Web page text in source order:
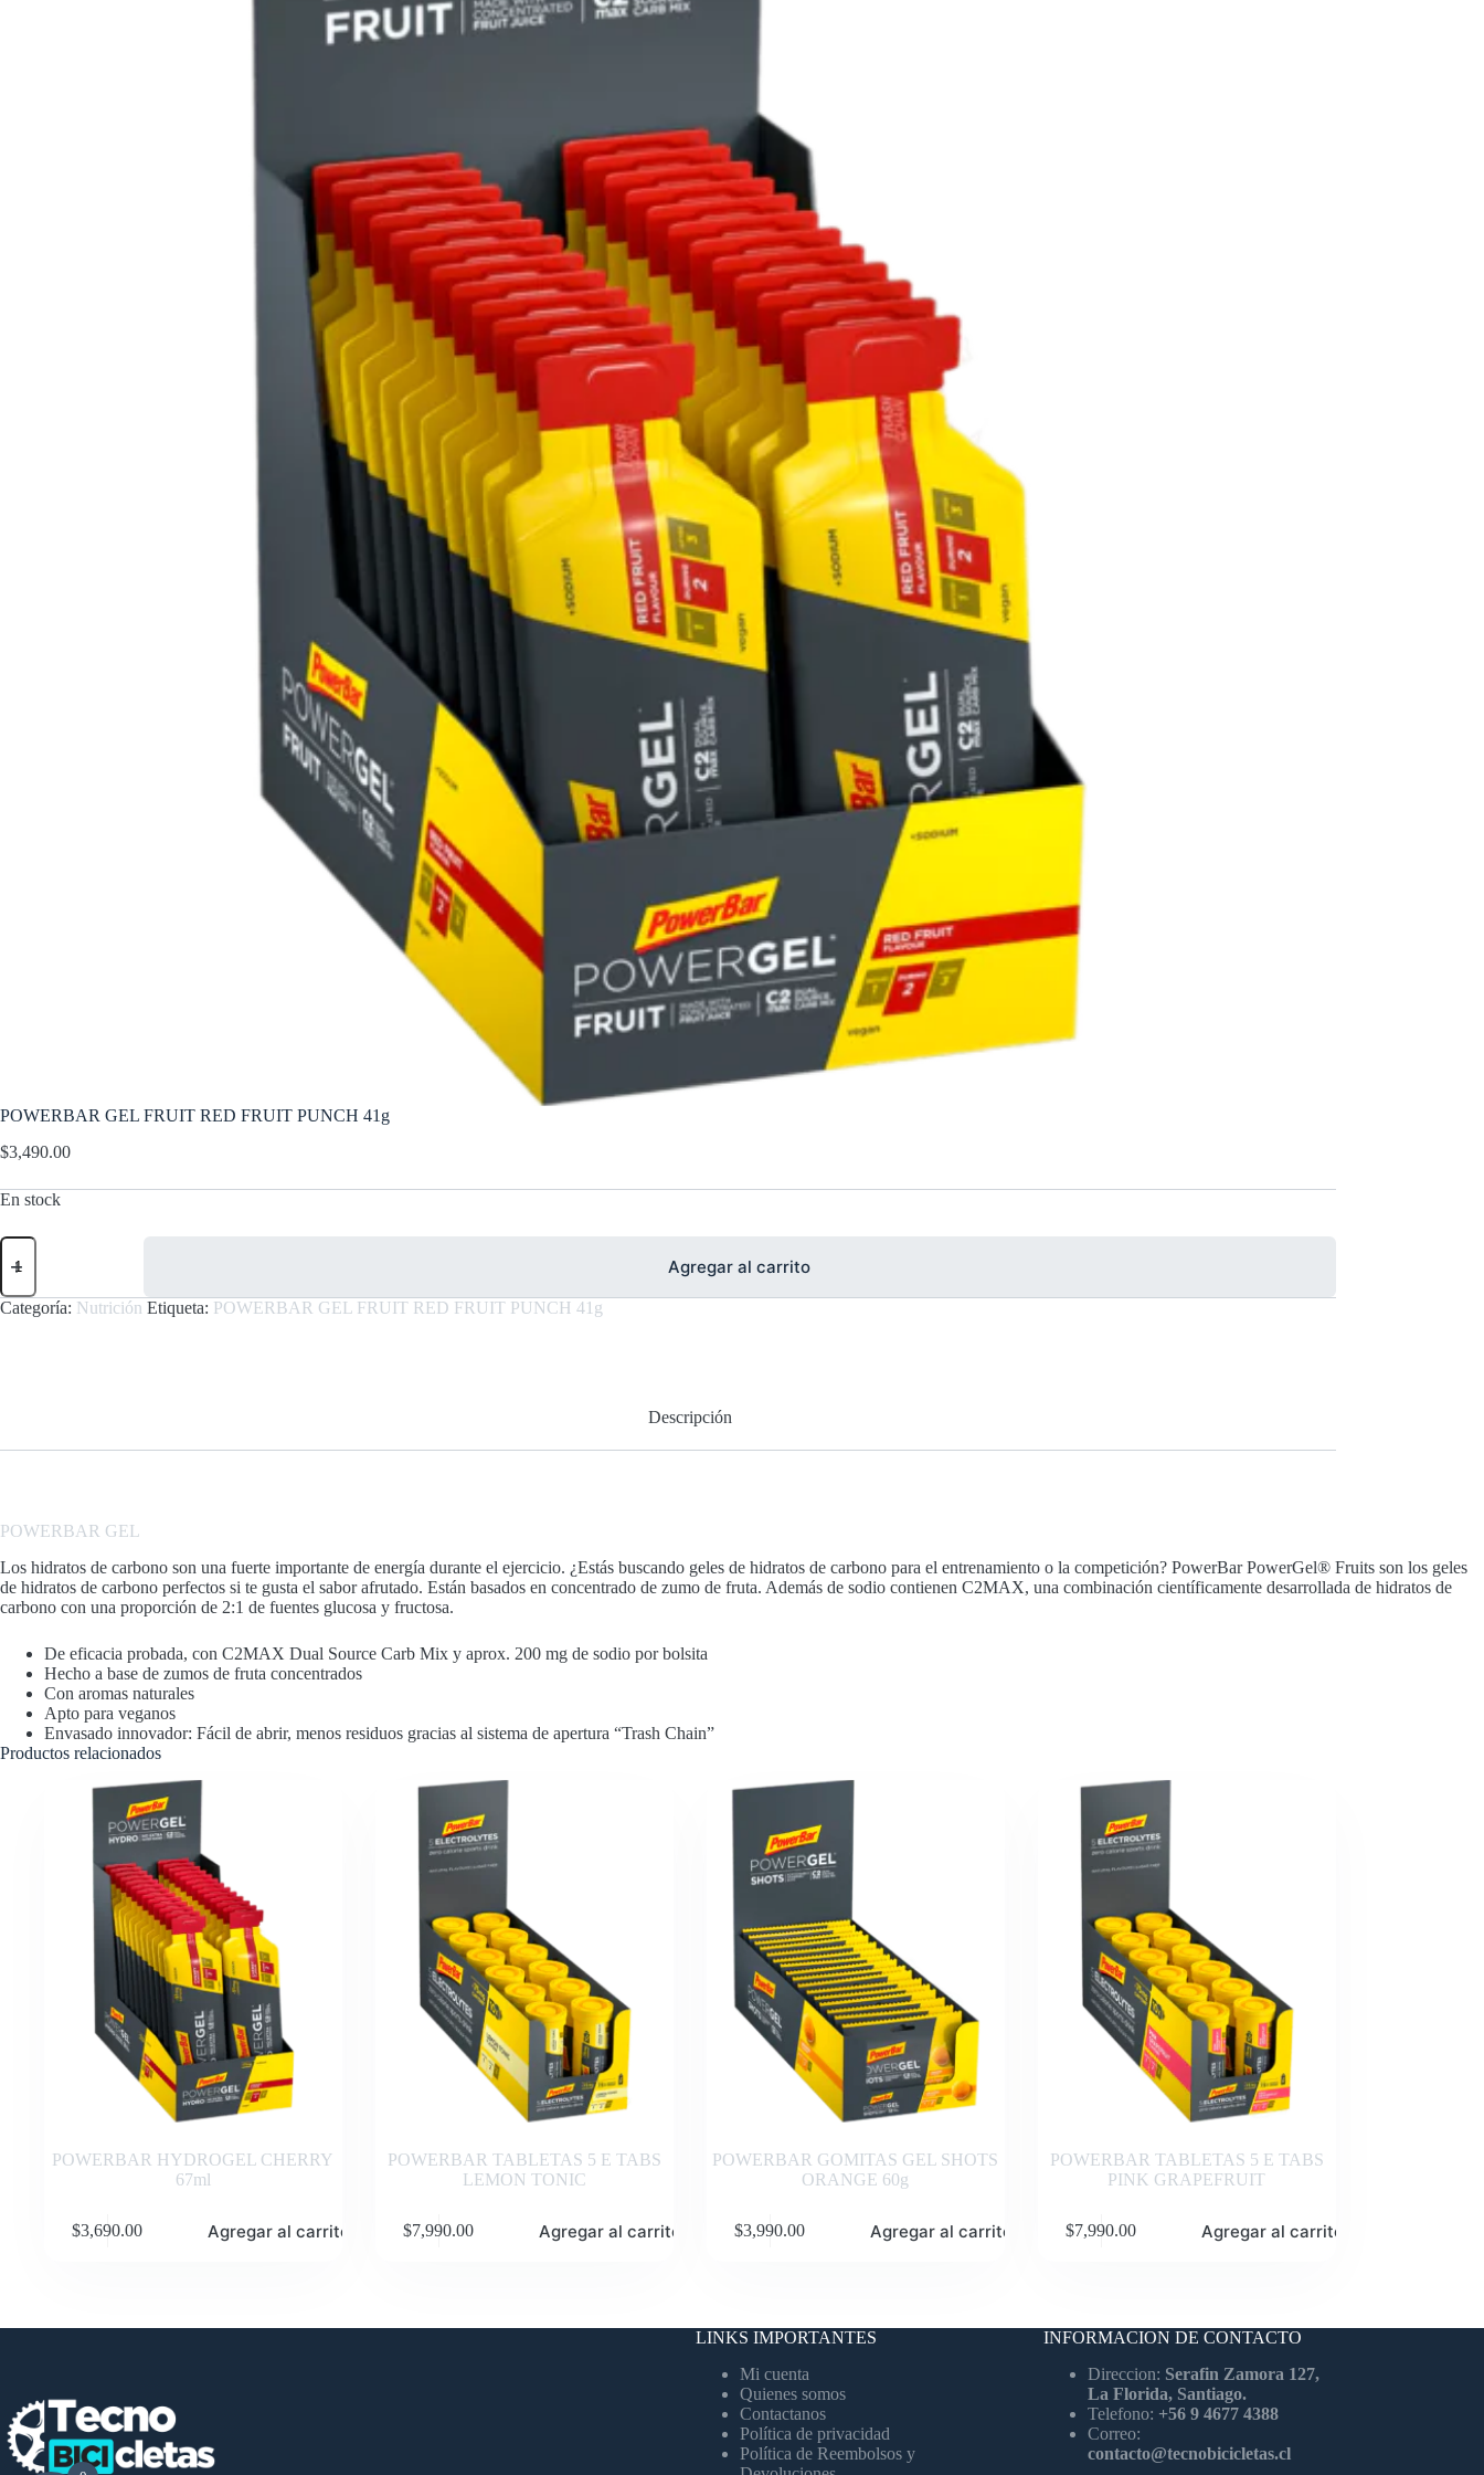
POWERBAR GEL FRUIT RED FRUIT PUNCH 41g
$3,490.00
En stock
POWERBAR
GEL
RED
FRUIT
Agregar al carrito
Categoría: Nutrición Etiqueta: POWERBAR GEL FRUIT RED FRUIT PUNCH 41g
Descripción
POWERBAR GEL
Los hidratos de carbono son una fuerte importante de energía durante el ejercicio. ¿Estás buscando geles de hidratos de carbono para el entrenamiento o la competición? PowerBar PowerGel® Fruits son los geles
de hidratos de carbono perfectos si te gusta el sabor afrutado. Están basados en concentrado de zumo de fruta. Además de sodio contienen C2MAX, una combinación científicamente desarrollada de hidratos de
carbono con una proporción de 2:1 de fuentes glucosa y fructosa.
De eficacia probada, con C2MAX Dual Source Carb Mix y aprox. 200 mg de sodio por bolsita
Hecho a base de zumos de fruta concentrados
Con aromas naturales
Apto para veganos
Envasado innovador: Fácil de abrir, menos residuos gracias al sistema de apertura “Trash Chain”
Productos relacionados
POWERBAR HYDROGEL CHERRY
67ml
$3,690.00 Agregar al carrito
POWERBAR TABLETAS 5 E TABS
LEMON TONIC
$7,990.00 Agregar al carrito
POWERBAR GOMITAS GEL SHOTS
ORANGE 60g
$3,990.00 Agregar al carrito
POWERBAR TABLETAS 5 E TABS
PINK GRAPEFRUIT
$7,990.00 Agregar al carrito
LINKS IMPORTANTES
Mi cuenta
Quienes somos
Contactanos
Política de privacidad
Política de Reembolsos y
INFORMACION DE CONTACTO
Direccion: Serafin Zamora 127,
La Florida, Santiago.
Telefono: +56 9 4677 4388
Correo:
contacto@tecnobicicletas.cl